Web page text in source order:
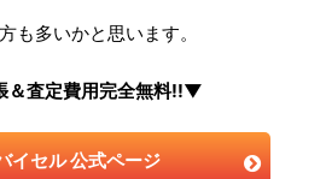
も多いかと思います。
査定費用完全無料!!▼
イセル 公式ページ